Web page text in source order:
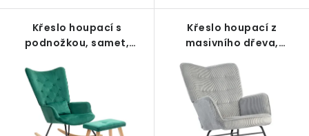
Křeslo houpací s
podnožkou, samet,
Křeslo houpací z
masivního dřeva,